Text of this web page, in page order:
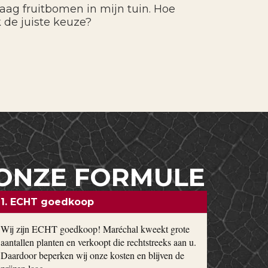
fruitbomen in mijn tuin. Hoe
juiste keuze?
FORMULE
1. ECHT goedkoop
Wij zijn ECHT goedkoop! Maréchal kweekt grote
aantallen planten en verkoopt die rechtstreeks aan u.
Daardoor beperken wij onze kosten en blijven de